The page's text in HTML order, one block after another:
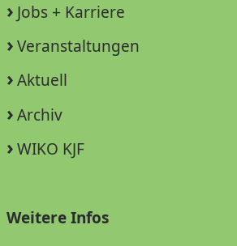
Jobs + Karriere
Veranstaltungen
Aktuell
Archiv
WIKO KJF
Weitere Infos